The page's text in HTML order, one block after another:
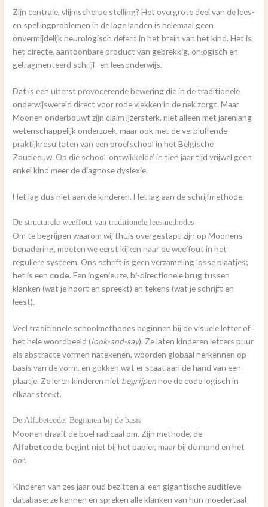
Zijn centrale, vlijmscherpe stelling? Het overgrote deel van de lees-
en spellingproblemen in de lage landen is helemaal geen
onvermijdelijk neurologisch defect in het brein van het kind. Het is
het directe, aantoonbare product van gebrekkig, onlogisch en
gefragmenteerd schrijf- en leesonderwijs.
Dat is een uiterst provocerende bewering die in de traditionele
onderwijswereld direct voor rode vlekken in de nek zorgt. Maar
Moonen onderbouwt zijn claim ijzersterk, niet alleen met jarenlang
wetenschappelijk onderzoek, maar ook met de verbluffende
praktijkresultaten van een proefschool in het Belgische
Zoutleeuw. Op die school ‘ontwikkelde’ in tien jaar tijd vrijwel geen
enkel kind meer de diagnose dyslexie.
Het lag dus niet aan de kinderen. Het lag aan de schrijfmethode.
De structurele weeffout van traditionele leesmethodes
Om te begrijpen waarom wij thuis overgestapt zijn op Moonens
benadering, moeten we eerst kijken naar de weeffout in het
reguliere systeem. Ons schrift is geen verzameling losse plaatjes;
het is een code. Een ingenieuze, bi-directionele brug tussen
klanken (wat je hoort en spreekt) en tekens (wat je schrijft en
leest).
Veel traditionele schoolmethodes beginnen bij de visuele letter of
het hele woordbeeld (look-and-say). Ze laten kinderen letters puur
als abstracte vormen natekenen, woorden globaal herkennen op
basis van de vorm, en gokken wat er staat aan de hand van een
plaatje. Ze leren kinderen niet begrijpenhoe de code logisch in
elkaar steekt.
De Alfabetcode: Beginnen bij de basis
Moonen draait de boel radicaal om. Zijn methode, de
Alfabetcode, begint niet bij het papier, maar bij de mond en het
oor.
Kinderen van zes jaar oud bezitten al een gigantische auditieve
database: ze kennen en spreken alle klanken van hun moedertaal